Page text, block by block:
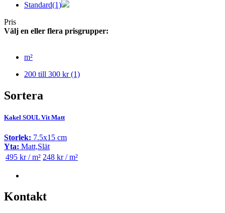
Standard(1)
Pris
Välj en eller flera prisgrupper:
m²
200 till 300 kr(1)
Sortera
Kakel SOUL Vit Matt
Storlek: 7.5x15 cm
Yta: Matt,Slät
495 kr / m² 248 kr / m²
Kontakt